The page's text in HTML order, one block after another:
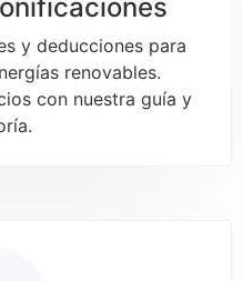
y deducciones para
renovables.
con nuestra guía y